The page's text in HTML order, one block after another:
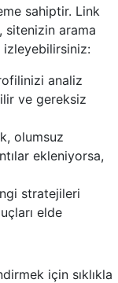
sahiptir. Link
sitenizin arama
izleyebilirsiniz:
analiz
ve gereksiz
olumsuz
ekleniyorsa,
stratejileri
elde
için sıklıkla